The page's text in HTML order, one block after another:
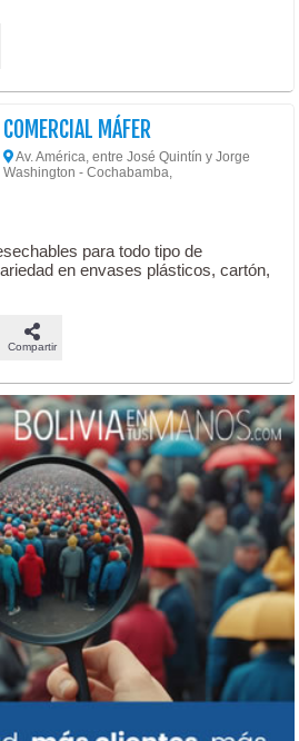
COMERCIAL MÁFER
Av. América, entre José Quintín y Jorge
Washington - Cochabamba,
para todo tipo de
en envases plásticos, cartón,
Compartir